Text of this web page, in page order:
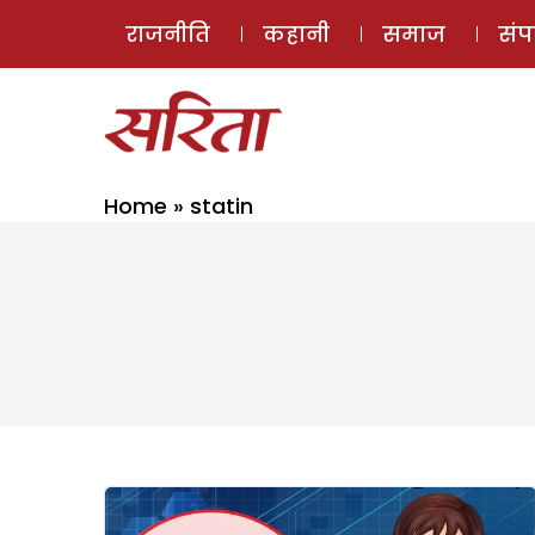
राजनीति कहानी समाज
Home » statin